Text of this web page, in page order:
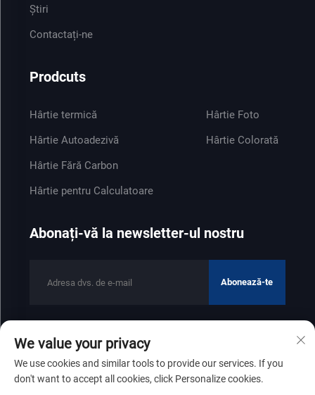
Știri
Contactați-ne
Prodcuts
Hârtie termică
Hârtie Autoadezivă
Hârtie Fără Carbon
Hârtie pentru Calculatoare
Hârtie Foto
Hârtie Colorată
Abonați-vă la newsletter-ul nostru
Abonează-te
Drepturi de autor © 2025 de Shandong Zhenfeng Paper Industry
Co., Ltd
Politica de confidențialitate
We value your privacy
We use cookies and similar tools to provide our services. If you
don't want to accept all cookies, click Personalize cookies.